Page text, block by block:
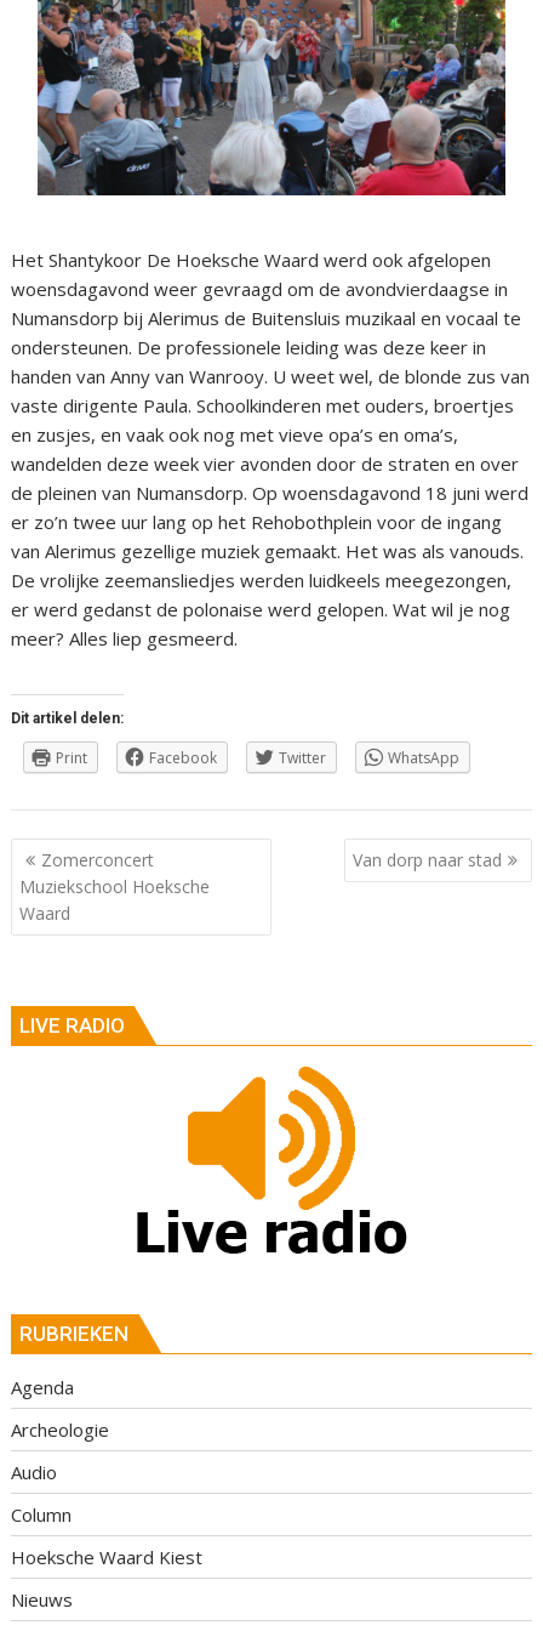
Het Shantykoor De Hoeksche Waard werd ook afgelopen
woensdagavond weer gevraagd om de avondvierdaagse in
Numansdorp bij Alerimus de Buitensluis muzikaal en vocaal te
ondersteunen. De professionele leiding was deze keer in
handen van Anny van Wanrooy. U weet wel, de blonde zus van
vaste dirigente Paula. Schoolkinderen met ouders, broertjes
en zusjes, en vaak ook nog met vieve opa’s en oma’s,
wandelden deze week vier avonden door de straten en over
de pleinen van Numansdorp. Op woensdagavond 18 juni werd
er zo’n twee uur lang op het Rehobothplein voor de ingang
van Alerimus gezellige muziek gemaakt. Het was als vanouds.
De vrolijke zeemansliedjes werden luidkeels meegezongen,
er werd gedanst de polonaise werd gelopen. Wat wil je nog
meer? Alles liep gesmeerd.
Dit artikel delen:
Print Facebook Twitter WhatsApp
Berichtnavigatie
Zomerconcert
Muziekschool Hoeksche
Waard
Van dorp naar stad
LIVE RADIO
RUBRIEKEN
Agenda
Archeologie
Audio
Column
Hoeksche Waard Kiest
Nieuws